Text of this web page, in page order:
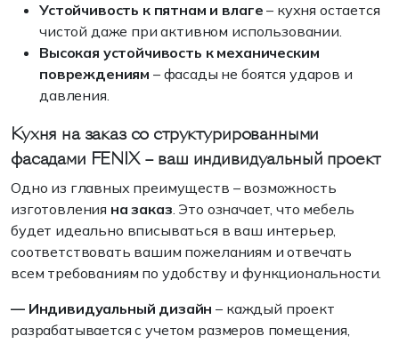
Устойчивость к пятнам и влаге – кухня остается
чистой даже при активном использовании.
Высокая устойчивость к механическим
повреждениям – фасады не боятся ударов и
давления.
Кухня на заказ со структурированными
фасадами FENIX– ваш индивидуальный проект
Одно из главных преимуществ – возможность
изготовления на заказ. Это означает, что мебель
будет идеально вписываться в ваш интерьер,
соответствовать вашим пожеланиям и отвечать
всем требованиям по удобству и функциональности.
— Индивидуальный дизайн – каждый проект
разрабатывается с учетом размеров помещения,